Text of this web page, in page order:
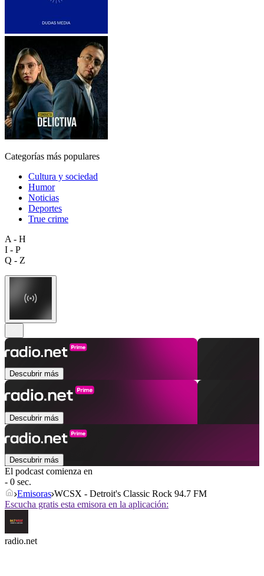
Categorías más populares
Cultura y sociedad
Humor
Noticias
Deportes
True crime
A - H
I - P
Q - Z
Descubrir más
Descubrir más
Descubrir más
El podcast comienza en
- 0 sec.
Emisoras WCSX - Detroit's Classic Rock 94.7 FM
Escucha gratis esta emisora en la aplicación:
radio.net